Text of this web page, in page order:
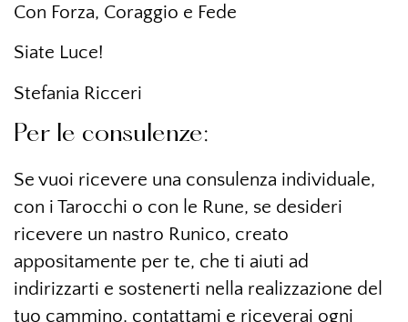
Con Forza, Coraggio e Fede
Siate Luce!
Stefania Ricceri
Per le consulenze:
Se vuoi ricevere una consulenza individuale,
con i Tarocchi o con le Rune, se desideri
ricevere un nastro Runico, creato
appositamente per te, che ti aiuti ad
indirizzarti e sostenerti nella realizzazione del
tuo cammino, contattami e riceverai ogni